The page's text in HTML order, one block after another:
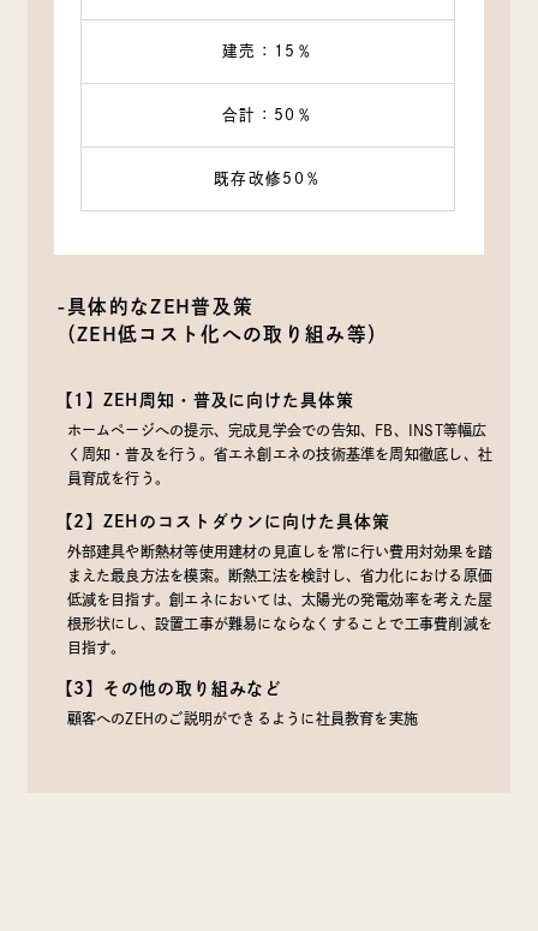
建売：15％
合計：50％
既存改修50％
-具体的なZEH普及策
（ZEH低コスト化への取り組み等）
【1】ZEH周知・普及に向けた具体策
ホームページへの提示、完成見学会での告知、FB、INST等幅広
く周知・普及を行う。省エネ創エネの技術基準を周知徹底し、社
員育成を行う。
【2】ZEHのコストダウンに向けた具体策
外部建具や断熱材等使用建材の見直しを常に行い費用対効果を踏
まえた最良方法を模索。断熱工法を検討し、省力化における原価
低減を目指す。創エネにおいては、太陽光の発電効率を考えた屋
根形状にし、設置工事が難易にならなくすることで工事費削減を
目指す。
【3】その他の取り組みなど
顧客へのZEHのご説明ができるように社員教育を実施